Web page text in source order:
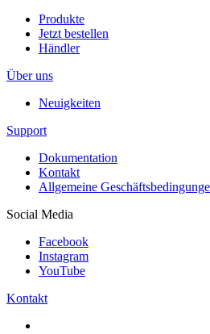
Produkte
Jetzt bestellen
Händler
Über uns
Neuigkeiten
Support
Dokumentation
Kontakt
Allgemeine
Social Media
Facebook
Instagram
YouTube
Kontakt